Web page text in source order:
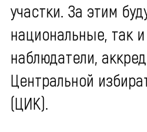
участки. За этим
национальные, так
наблюдатели,
Центральной
(ЦИК).